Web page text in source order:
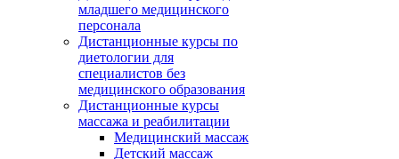
младшего медицинского
персонала
Дистанционные курсы по
диетологии для
специалистов без
медицинского образования
Дистанционные курсы
массажа и реабилитации
Медицинский массаж
Детский массаж